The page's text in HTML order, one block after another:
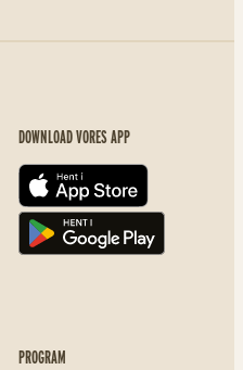
DOWNLOAD VORES APP
App store
Play store
PROGRAM